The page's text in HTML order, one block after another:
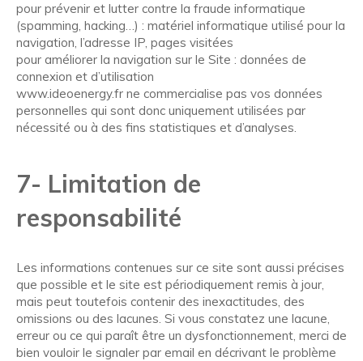
pour prévenir et lutter contre la fraude informatique
(spamming, hacking…) : matériel informatique utilisé pour la
navigation, l’adresse IP, pages visitées
pour améliorer la navigation sur le Site : données de
connexion et d’utilisation
www.ideoenergy.fr ne commercialise pas vos données
personnelles qui sont donc uniquement utilisées par
nécessité ou à des fins statistiques et d’analyses.
7- Limitation de
responsabilité
Les informations contenues sur ce site sont aussi précises
que possible et le site est périodiquement remis à jour,
mais peut toutefois contenir des inexactitudes, des
omissions ou des lacunes. Si vous constatez une lacune,
erreur ou ce qui paraît être un dysfonctionnement, merci de
bien vouloir le signaler par email en décrivant le problème